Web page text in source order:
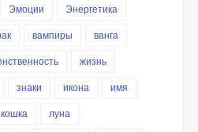
Эмоции
Энергетика
вампиры
ванга
жизнь
знаки икона
имя
кошка
луна